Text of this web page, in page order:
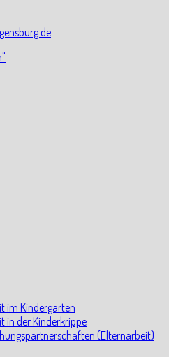
im Kindergarten
in der Kinderkrippe
(Elternarbeit)